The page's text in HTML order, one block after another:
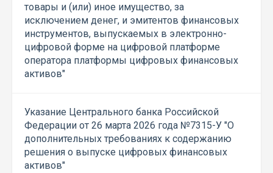
товары и (или) иное имущество, за
исключением денег, и эмитентов финансовых
инструментов, выпускаемых в электронно-
цифровой форме на цифровой платформе
оператора платформы цифровых финансовых
активов"
Указание Центрального банка Российской
Федерации от 26 марта 2026 года №7315-У "О
дополнительных требованиях к содержанию
решения о выпуске цифровых финансовых
активов"